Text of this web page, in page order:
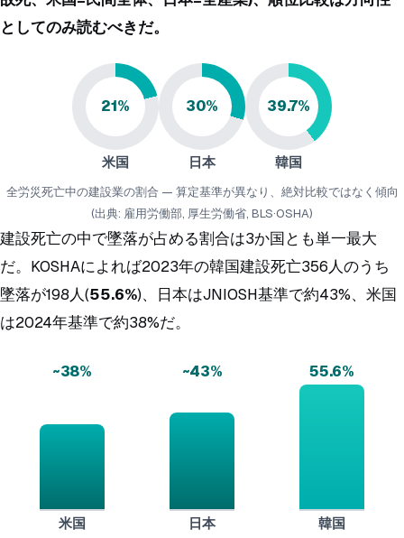
としてのみ読むべきだ。
21%
米国
30%
日本
39.7%
韓国
全労災死亡中の建設業の割合 — 算定基準が異なり、絶対比較ではなく傾向
(出典: 雇用労働部, 厚生労働省, BLS·OSHA)
建設死亡の中で墜落が占める割合は3か国とも単一最大
だ。KOSHAによれば2023年の韓国建設死亡356人のうち
墜落が198人(55.6%)、日本はJNIOSH基準で約43%、米国
は2024年基準で約38%だ。
~38%
米国
~43%
日本
55.6%
韓国